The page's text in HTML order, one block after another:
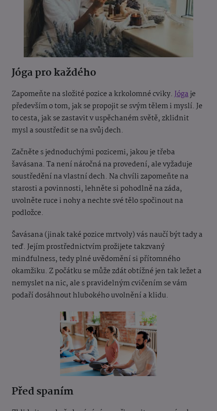
Jóga pro každého
Zapomeňte na složité pozice a krkolomné cviky. Jógaje
především o tom, jak se propojit se svým tělem i myslí. Je
to cesta, jak se zastavit v uspěchaném světě, zklidnit
mysl a soustředit se na svůj dech.
Začněte s jednoduchými pozicemi, jakou je třeba
šavásana. Ta není náročná na provedení, ale vyžaduje
soustředění na vlastní dech. Na chvíli zapomeňte na
starosti a povinnosti, lehněte si pohodlně na záda,
uvolněte ruce i nohy a nechte své tělo spočinout na
podložce.
Šavásana (jinak také pozice mrtvoly) vás naučí být tady a
teď. Jejím prostřednictvím prožijete takzvaný
mindfulness, tedy plné uvědomění si přítomného
okamžiku. Z počátku se může zdát obtížné jen tak ležet a
nemyslet na nic, ale s pravidelným cvičením se vám
podaří dosáhnout hlubokého uvolnění a klidu.
Před spaním